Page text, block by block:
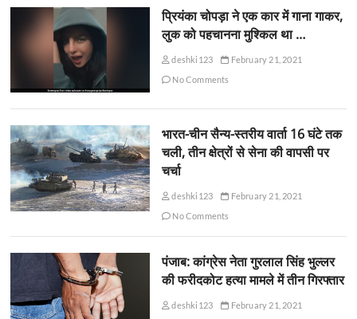
प्रियंका चोपड़ा ने एक कार में गाना गाकर,
लुक को पहचानना मुश्किल था …
deshki123
February 21, 2021
No Comments
भारत-चीन सैन्य-स्तरीय वार्ता 16 घंटे तक
चली, तीन क्षेत्रों से सेना की वापसी पर
चर्चा
deshki123
February 21, 2021
No Comments
पंजाब: कांग्रेस नेता गुरलाल सिंह भुल्लर
की फरीदकोट हत्या मामले में तीन गिरफ्तार
deshki123
February 21, 2021